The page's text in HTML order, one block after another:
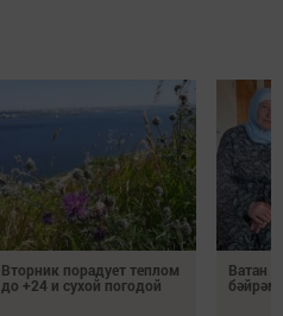
Вторник порадует теплом
до +24 и сухой погодой
Ватан
бәйрәм